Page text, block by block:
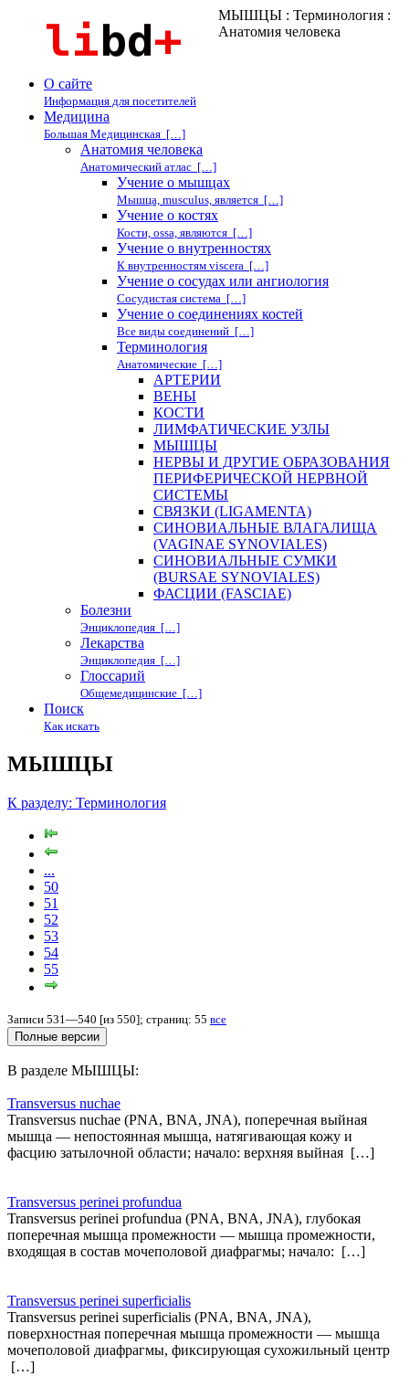
МЫШЦЫ : Терминология :
Анатомия человека
О сайте
Информация для посетителей
Медицина
Большая Медицинская […]
Анатомия человека
Анатомический атлас […]
Учение о мышцах
Мышца, musculus, является […]
Учение о костях
Кости, ossa, являются […]
Учение о внутренностях
К внутренностям viscera […]
Учение о сосудах или ангиология
Сосудистая система […]
Учение о соединениях костей
Все виды соединений […]
Терминология
Анатомические […]
АРТЕРИИ
ВЕНЫ
КОСТИ
ЛИМФАТИЧЕСКИЕ УЗЛЫ
МЫШЦЫ
НЕРВЫ И ДРУГИЕ ОБРАЗОВАНИЯ
ПЕРИФЕРИЧЕСКОЙ НЕРВНОЙ
СИСТЕМЫ
СВЯЗКИ (LIGAMENTA)
СИНОВИАЛЬНЫЕ ВЛАГАЛИЩА
(VAGINAE SYNOVIALES)
СИНОВИАЛЬНЫЕ СУМКИ
(BURSAE SYNOVIALES)
ФАСЦИИ (FASCIAE)
Болезни
Энциклопедия […]
Лекарства
Энциклопедия […]
Глоссарий
Общемедицинские […]
Поиск
Как искать
МЫШЦЫ
К разделу: Терминология
...
50
51
52
53
54
55
Записи 531—540 [из 550]; страниц: 55 все
В разделе МЫШЦЫ:
Transversus nuchae
Transversus nuchae (PNA, BNA, JNA), поперечная выйная
мышца — непостоянная мышца, натягивающая кожу и
фасцию затылочной области; начало: верхняя выйная […]
Transversus perinei profundua
Transversus perinei profundua (PNA, BNA, JNA), глубокая
поперечная мышца промежности — мышца промежности,
входящая в состав мочеполовой диафрагмы; начало: […]
Transversus perinei superficialis
Transversus perinei superficialis (PNA, BNA, JNA),
поверхностная поперечная мышца промежности — мышца
мочеполовой диафрагмы, фиксирующая сухожильный центр
[…]